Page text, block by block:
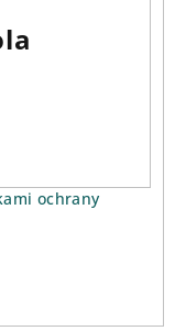
ochrany